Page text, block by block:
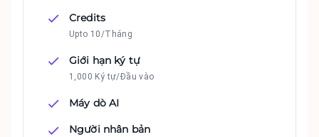
Credits
Upto 10/Tháng
Giới hạn ký tự
1,000 Ký tự/Đầu vào
Máy dò AI
Người nhân bản